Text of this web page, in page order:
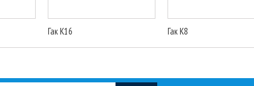
Гак К16 Гак К8